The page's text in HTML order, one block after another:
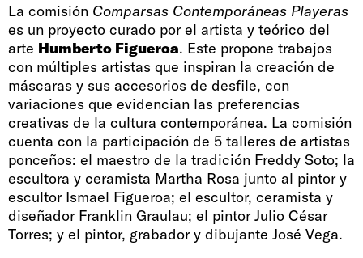
La comisión Comparsas Contemporáneas Playeras
es un proyecto curado por el artista y teórico del
arte Humberto Figueroa. Este propone trabajos
con múltiples artistas que inspiran la creación de
máscaras y sus accesorios de desfile, con
variaciones que evidencian las preferencias
creativas de la cultura contemporánea. La comisión
cuenta con la participación de 5 talleres de artistas
ponceños: el maestro de la tradición Freddy Soto; la
escultora y ceramista Martha Rosa junto al pintor y
escultor Ismael Figueroa; el escultor, ceramista y
diseñador Franklin Graulau; el pintor Julio César
Torres; y el pintor, grabador y dibujante José Vega.